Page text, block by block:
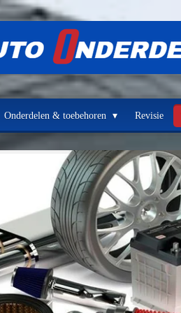
Onderdelen & toebehoren Revisie